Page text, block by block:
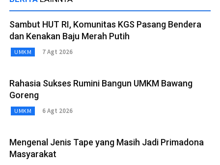
Sambut HUT RI, Komunitas KGS Pasang Bendera
dan Kenakan Baju Merah Putih
UMKM 7 Agt 2026
Rahasia Sukses Rumini Bangun UMKM Bawang
Goreng
UMKM 6 Agt 2026
Mengenal Jenis Tape yang Masih Jadi Primadona
Masyarakat